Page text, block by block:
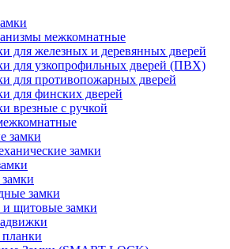
межкомнатные
для железных и деревянных дверей
для узкопрофильных дверей (ПВХ)
для противопожарных дверей
для финских дверей
врезные с ручкой
замки
замки
замки
щитовые замки